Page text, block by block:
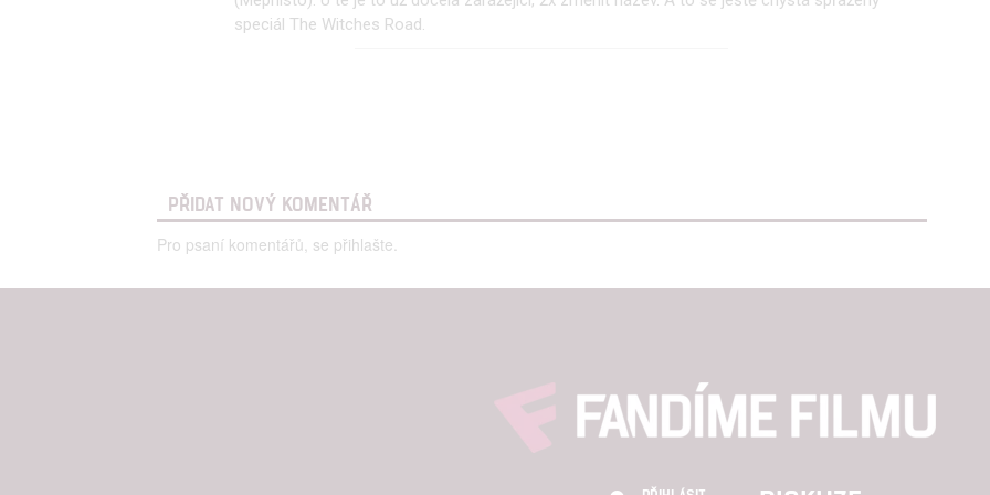
speciál The Witches Road.
PŘIDAT NOVÝ KOMENTÁŘ
Pro psaní komentářů, se přihlašte.
Udělením souhlasu s účely a funkcemi zde uvedenými dáváte nám i našim